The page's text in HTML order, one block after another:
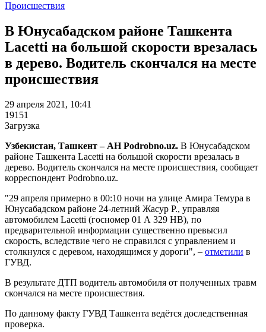
Происшествия
В Юнусабадском районе Ташкента
Lacetti на большой скорости врезалась
в дерево. Водитель скончался на месте
происшествия
29 апреля 2021, 10:41
19151
Загрузка
Узбекистан, Ташкент – АН Podrobno.uz. В Юнусабадском
районе Ташкента Lacetti на большой скорости врезалась в
дерево. Водитель скончался на месте происшествия, сообщает
корреспондент Podrobno.uz.
"29 апреля примерно в 00:10 ночи на улице Амира Темура в
Юнусабадском районе 24-летний Жасур Р., управляя
автомобилем Lacetti (госномер 01 А 329 НВ), по
предварительной информации существенно превысил
скорость, вследствие чего не справился с управлением и
столкнулся с деревом, находящимся у дороги", – отметили в
ГУВД.
В результате ДТП водитель автомобиля от полученных травм
скончался на месте происшествия.
По данному факту ГУВД Ташкента ведётся доследственная
проверка.